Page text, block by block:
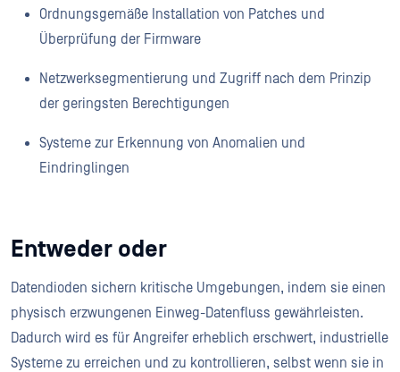
Ordnungsgemäße Installation von Patches und
Überprüfung der Firmware
Netzwerksegmentierung und Zugriff nach dem Prinzip
der geringsten Berechtigungen
Systeme zur Erkennung von Anomalien und
Eindringlingen
Entweder oder
Datendioden sichern kritische Umgebungen, indem sie einen
physisch erzwungenen Einweg-Datenfluss gewährleisten.
Dadurch wird es für Angreifer erheblich erschwert, industrielle
Systeme zu erreichen und zu kontrollieren, selbst wenn sie in